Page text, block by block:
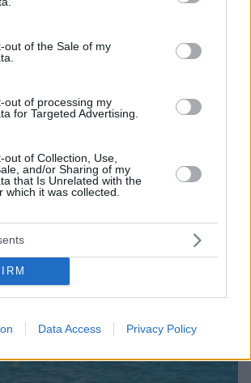
to Google and its third-party tags to
below specified purposes in below Google
out of the Sale of my
out of processing my
for Targeted Advertising.
out of Collection, Use,
and/or Sharing of my
that Is Unrelated with the
which it was collected.
Data Access Privacy Policy
στο Σαρακήνικο με εκατοντάδες
Εισαγγελέα